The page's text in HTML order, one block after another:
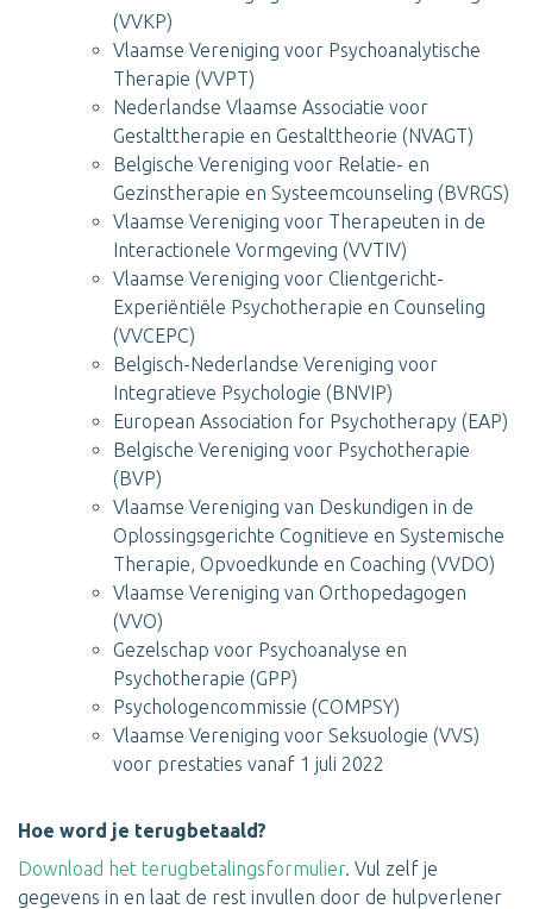
(VVKP)
Vlaamse Vereniging voor Psychoanalytische
Therapie (VVPT)
Nederlandse Vlaamse Associatie voor
Gestalttherapie en Gestalttheorie (NVAGT)
Belgische Vereniging voor Relatie- en
Gezinstherapie en Systeemcounseling (BVRGS)
Vlaamse Vereniging voor Therapeuten in de
Interactionele Vormgeving (VVTIV)
Vlaamse Vereniging voor Clientgericht-
Experiëntiële Psychotherapie en Counseling
(VVCEPC)
Belgisch-Nederlandse Vereniging voor
Integratieve Psychologie (BNVIP)
European Association for Psychotherapy (EAP)
Belgische Vereniging voor Psychotherapie
(BVP)
Vlaamse Vereniging van Deskundigen in de
Oplossingsgerichte Cognitieve en Systemische
Therapie, Opvoedkunde en Coaching (VVDO)
Vlaamse Vereniging van Orthopedagogen
(VVO)
Gezelschap voor Psychoanalyse en
Psychotherapie (GPP)
Psychologencommissie (COMPSY)
Vlaamse Vereniging voor Seksuologie (VVS)
voor prestaties vanaf 1 juli 2022
Hoe word je terugbetaald?
Download het terugbetalingsformulier. Vul zelf je
gegevens in en laat de rest invullen door de hulpverlener